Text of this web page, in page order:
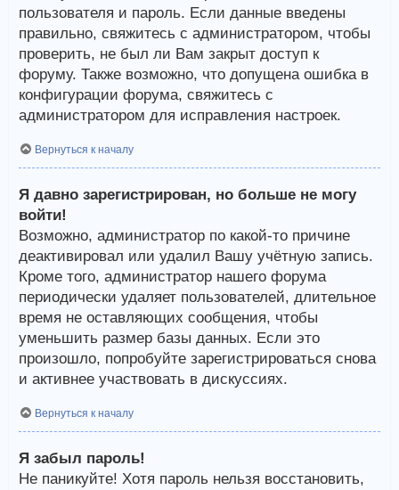
пользователя и пароль. Если данные введены
правильно, свяжитесь с администратором, чтобы
проверить, не был ли Вам закрыт доступ к
форуму. Также возможно, что допущена ошибка в
конфигурации форума, свяжитесь с
администратором для исправления настроек.
Вернуться к началу
Я давно зарегистрирован, но больше не могу
войти!
Возможно, администратор по какой-то причине
деактивировал или удалил Вашу учётную запись.
Кроме того, администратор нашего форума
периодически удаляет пользователей, длительное
время не оставляющих сообщения, чтобы
уменьшить размер базы данных. Если это
произошло, попробуйте зарегистрироваться снова
и активнее участвовать в дискуссиях.
Вернуться к началу
Я забыл пароль!
Не паникуйте! Хотя пароль нельзя восстановить,